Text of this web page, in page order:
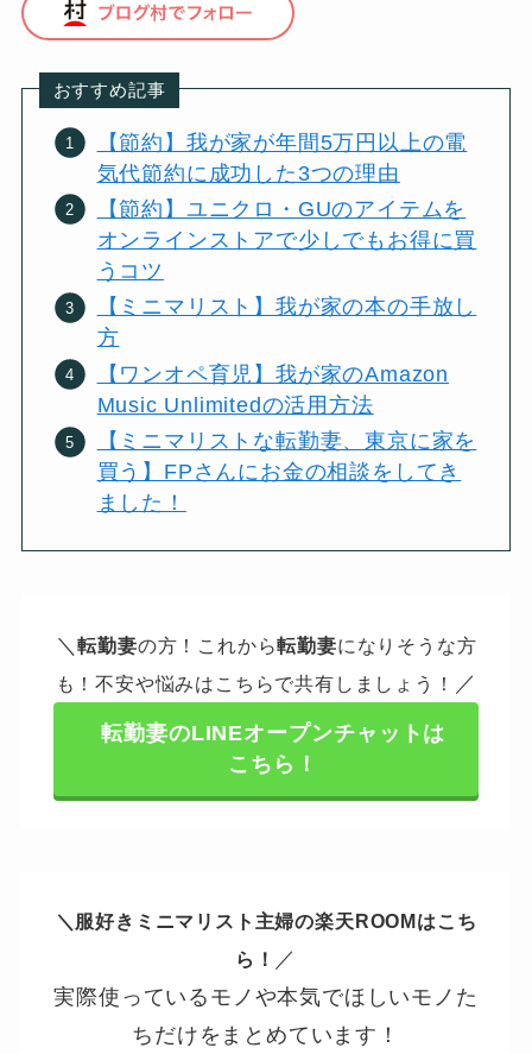
おすすめ記事
【節約】我が家が年間5万円以上の電
気代節約に成功した3つの理由
【節約】ユニクロ・GUのアイテムを
オンラインストアで少しでもお得に買
うコツ
【ミニマリスト】我が家の本の手放し
方
【ワンオペ育児】我が家のAmazon
Music Unlimitedの活用方法
【ミニマリストな転勤妻、東京に家を
買う】FPさんにお金の相談をしてき
ました！
＼転勤妻の方！これから転勤妻になりそうな方
も！不安や悩みはこちらで共有しましょう！
／
転勤妻のLINEオープンチャットは
こちら！
＼服好きミニマリスト主婦の楽天ROOMはこち
ら！ ／
実際使っているモノや本気でほしいモノた
ちだけをまとめています！